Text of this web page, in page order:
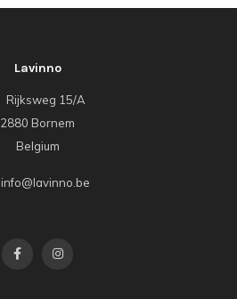
Lavinno
Rijksweg 15/A
2880 Bornem
Belgium
info@lavinno.be